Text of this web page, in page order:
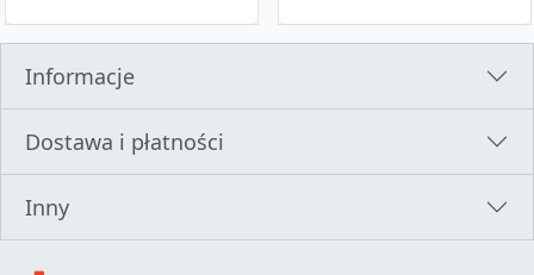
Informacje
Dostawa i płatności
Inny